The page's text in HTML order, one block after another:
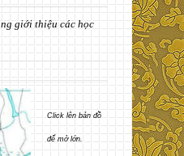
giới thiệu các học
Click lên bản đồ
để mở lớn.